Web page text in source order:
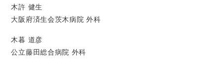
木許 健生
大阪府済生会茨木病院 外科
木暮 道彦
公立藤田総合病院 外科